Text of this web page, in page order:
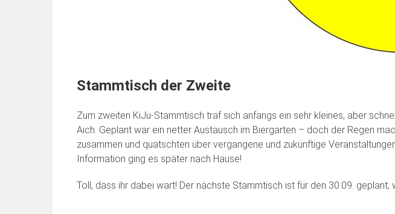
Stammtisch der Zweite
Zum zweiten KiJu-Stammtisch traf sich anfangs ein sehr kleines, aber
Aich. Geplant war ein netter Austausch im Biergarten – doch der Regen
zusammen und quatschten über vergangene und zukünftige
Information ging es später nach Hause!
Toll, dass ihr dabei wart! Der nächste Stammtisch ist für den 30.09.